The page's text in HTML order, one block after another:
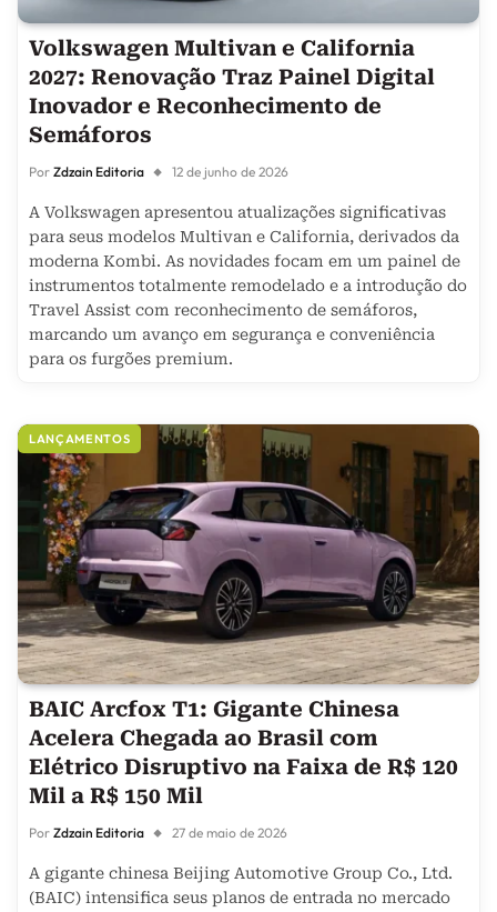
Volkswagen Multivan e California
2027: Renovação Traz Painel Digital
Inovador e Reconhecimento de
Semáforos
Por Zdzain Editoria 12 de junho de 2026
A Volkswagen apresentou atualizações significativas
para seus modelos Multivan e California, derivados da
moderna Kombi. As novidades focam em um painel de
instrumentos totalmente remodelado e a introdução do
Travel Assist com reconhecimento de semáforos,
marcando um avanço em segurança e conveniência
para os furgões premium.
LANÇAMENTOS
BAIC Arcfox T1: Gigante Chinesa
Acelera Chegada ao Brasil com
Elétrico Disruptivo na Faixa de R$ 120
Mil a R$ 150 Mil
Por Zdzain Editoria 27 de maio de 2026
A gigante chinesa Beijing Automotive Group Co., Ltd.
(BAIC) intensifica seus planos de entrada no mercado